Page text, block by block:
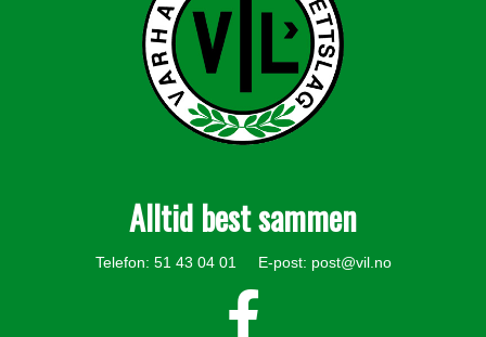
Alltid best sammen
Telefon: 51 43 04 01 E-post: post@vil.no